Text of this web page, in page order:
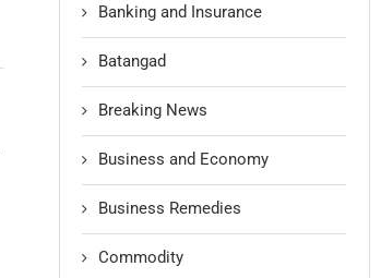
Banking and Insurance
Batangad
Breaking News
Business and Economy
Business Remedies
Commodity